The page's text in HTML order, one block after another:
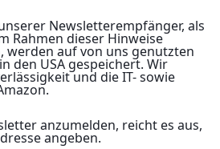
Newsletterempfänger, als
Rahmen dieser Hinweise
werden auf von uns genutzten
den USA gespeichert. Wir
und die IT- sowie
anzumelden, reicht es aus,
angeben.